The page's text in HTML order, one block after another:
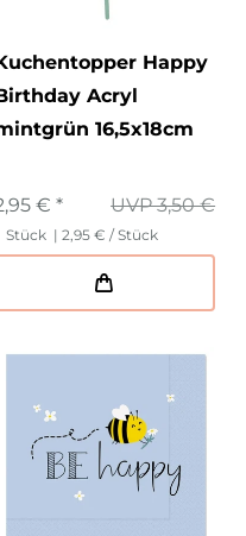
Happy
Acryl
16,5x18cm
UVP 3,50 €
€ *
Stück | 2,95 € / Stück